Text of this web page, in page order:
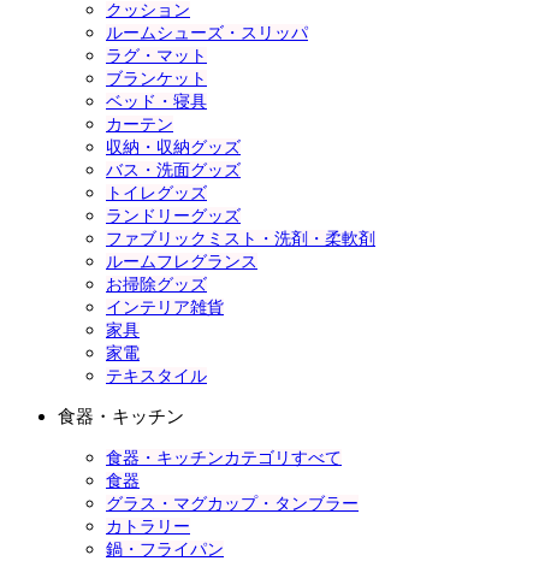
クッション
ルームシューズ・スリッパ
ラグ・マット
ブランケット
ベッド・寝具
カーテン
収納・収納グッズ
バス・洗面グッズ
トイレグッズ
ランドリーグッズ
ファブリックミスト・洗剤・柔軟剤
ルームフレグランス
お掃除グッズ
インテリア雑貨
家具
家電
テキスタイル
食器・キッチン
食器・キッチンカテゴリすべて
食器
グラス・マグカップ・タンブラー
カトラリー
鍋・フライパン